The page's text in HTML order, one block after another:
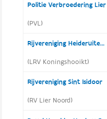
Politie Verbroedering Lier
(PVL)
Rijvereniging Heideruiters Koningshooikt
(LRV Koningshooikt)
Rijvereniging Sint Isidoor
(RV Lier Noord)